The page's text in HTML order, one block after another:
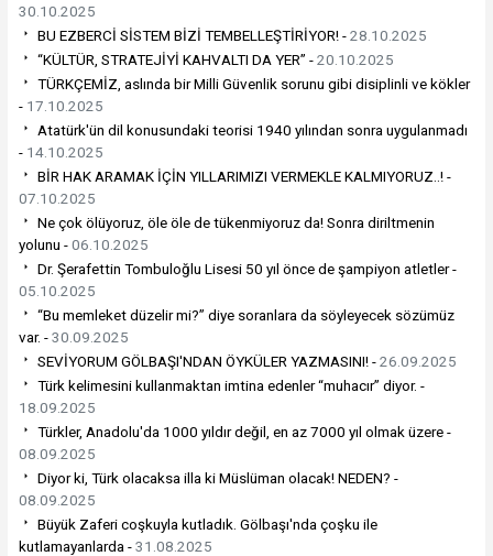
30.10.2025
BU EZBERCİ SİSTEM BİZİ TEMBELLEŞTİRİYOR! -28.10.2025
“KÜLTÜR, STRATEJİYİ KAHVALTI DA YER” -20.10.2025
TÜRKÇEMİZ, aslında bir Milli Güvenlik sorunu gibi disiplinli ve kökler
- 17.10.2025
Atatürk'ün dil konusundaki teorisi 1940 yılından sonra uygulanmadı
- 14.10.2025
BİR HAK ARAMAK İÇİN YILLARIMIZI VERMEKLE KALMIYORUZ..! -
07.10.2025
Ne çok ölüyoruz, öle öle de tükenmiyoruz da! Sonra diriltmenin
yolunu -06.10.2025
Dr. Şerafettin Tombuloğlu Lisesi 50 yıl önce de şampiyon atletler -
05.10.2025
“Bu memleket düzelir mi?” diye soranlara da söyleyecek sözümüz
var. -30.09.2025
SEVİYORUM GÖLBAŞI'NDAN ÖYKÜLER YAZMASINI! -26.09.2025
Türk kelimesini kullanmaktan imtina edenler “muhacır” diyor. -
18.09.2025
Türkler, Anadolu'da 1000 yıldır değil, en az 7000 yıl olmak üzere -
08.09.2025
Diyor ki, Türk olacaksa illa ki Müslüman olacak! NEDEN? -
08.09.2025
Büyük Zaferi coşkuyla kutladık. Gölbaşı'nda çoşku ile
kutlamayanlarda -31.08.2025